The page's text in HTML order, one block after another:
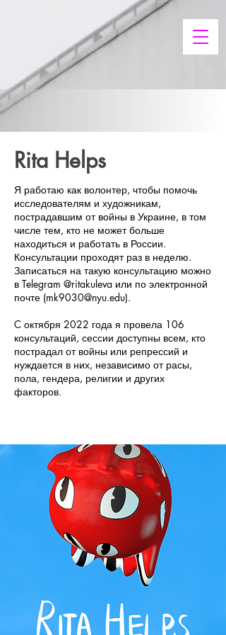
Rita Helps
Я работаю как волонтер, чтобы помочь
исследователям и художникам,
пострадавшим от войны в Украине, в том
числе тем, кто не может больше
находиться и работать в России.
Консультации проходят раз в неделю.
Записаться на такую консультацию можно
в Telegram @ritakuleva или по электронной
почте (mk9030@nyu.edu).
C октября 2022 года я провела 106
консультаций, сессии доступны всем, кто
пострадал от войны или репрессий и
нуждается в них, независимо от расы,
пола, гендера, религии и других
факторов.